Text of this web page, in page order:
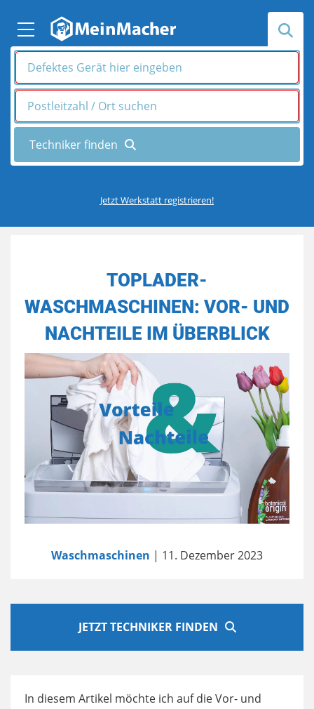
Jetzt Werkstatt registrieren!
TOPLADER-
WASCHMASCHINEN: VOR- UND
NACHTEILE IM ÜBERBLICK
Waschmaschinen | 11. Dezember 2023
JETZT TECHNIKER FINDEN
In diesem Artikel möchte ich auf die Vor- und